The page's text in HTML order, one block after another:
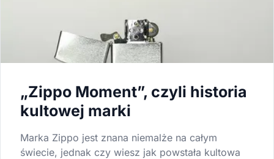
„Zippo Moment”, czyli historia
kultowej marki
Marka Zippo jest znana niemalże na całym
świecie, jednak czy wiesz jak powstała kultowa